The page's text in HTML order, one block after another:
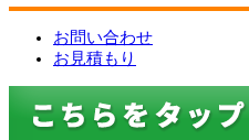
お問い合わせ
お見積もり